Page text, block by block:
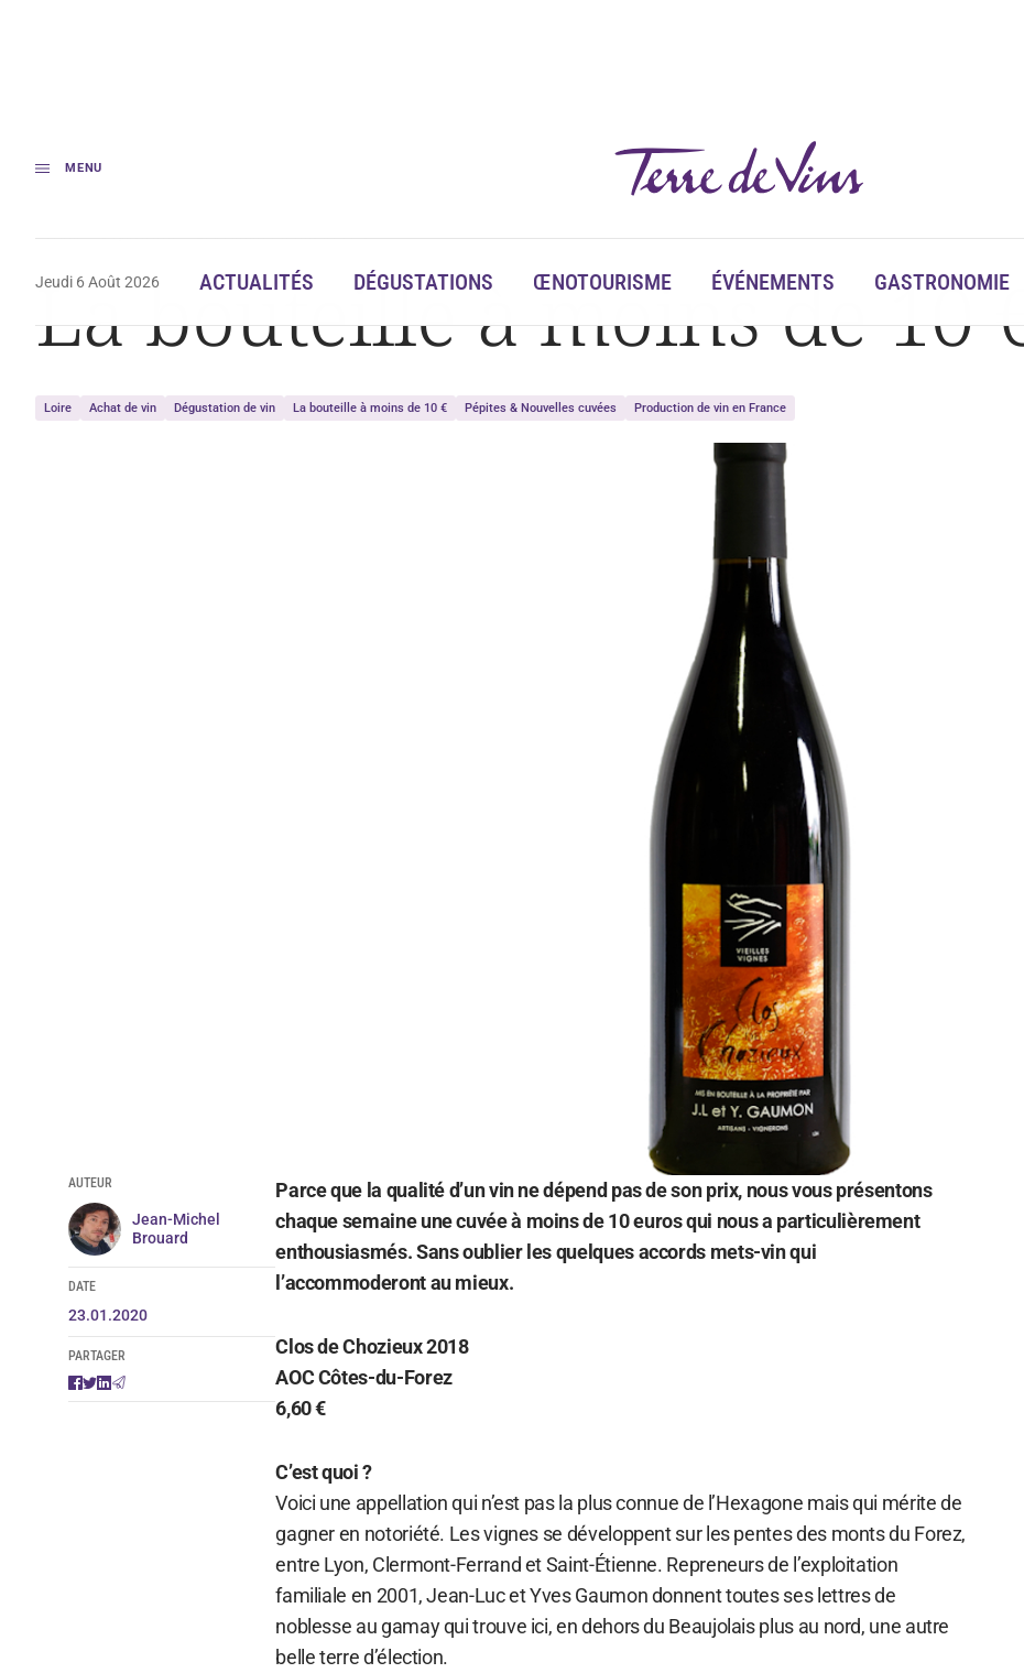
MENU
Jeudi 6 Août 2026 ACTUALITÉS DÉGUSTATIONS ŒNOTOURISME ÉVÉNEMENTS GASTRONOMIE
Accueil Dégustation La bouteille à moins de 10 €
La bouteille à moins de 10
Loire Achat de vin Dégustation de vin La bouteille à moins de 10 € Pépites & Nouvelles cuvées Production de vin en France
AUTEUR
Jean-Michel
Brouard
DATE
23.01.2020
PARTAGER
Parce que la qualité d’un vin ne dépend pas de son prix, nous vous présentons
chaque semaine une cuvée à moins de 10 euros qui nous a particulièrement
enthousiasmés. Sans oublier les quelques accords mets-vin qui
l’accommoderont au mieux.
Clos de Chozieux 2018
AOC Côtes-du-Forez
6,60 €
C’est quoi ?
Voici une appellation qui n’est pas la plus connue de l’Hexagone mais qui mérite de
gagner en notoriété. Les vignes se développent sur les pentes des monts du Forez,
entre Lyon, Clermont-Ferrand et Saint-Étienne. Repreneurs de l’exploitation
familiale en 2001, Jean-Luc et Yves Gaumon donnent toutes ses lettres de
noblesse au gamay qui trouve ici, en dehors du Beaujolais plus au nord, une autre
belle terre d’élection.